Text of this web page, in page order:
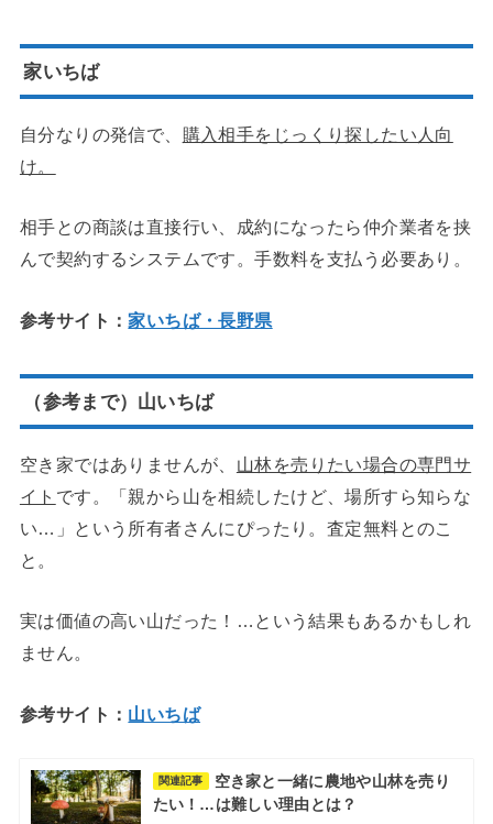
家いちば
自分なりの発信で、 購入相手をじっくり探したい人向
け。
相手との商談は直接行い、成約になったら仲介業者を挟
んで契約するシステムです。手数料を支払う必要あり。
参考サイト：家いちば・長野県
（参考まで）山いちば
空き家ではありませんが、 山林を売りたい場合の専門サ
イト です。「親から山を相続したけど、場所すら知らな
い…」という所有者さんにぴったり。査定無料とのこ
と。
実は価値の高い山だった！…という結果もあるかもしれ
ません。
参考サイト： 山いちば
関連記事
空き家と一緒に農地や山林を売り
たい！…は難しい理由とは？